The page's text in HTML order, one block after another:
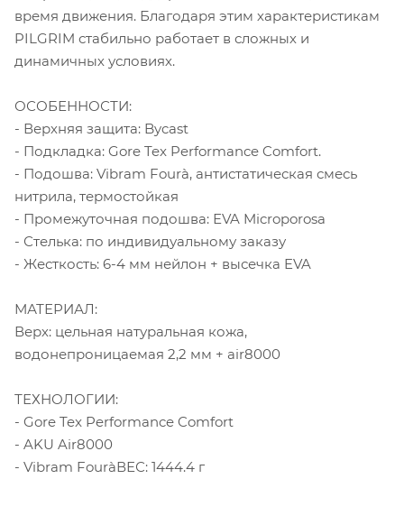
время движения. Благодаря этим характеристикам
PILGRIM стабильно работает в сложных и
динамичных условиях.
ОСОБЕННОСТИ:
- Верхняя защита: Bycast
- Подкладка: Gore Tex Performance Comfort.
- Подошва: Vibram Fourà, антистатическая смесь
нитрила, термостойкая
- Промежуточная подошва: ЕVA Microporosa
- Стелька: по индивидуальному заказу
- Жесткость: 6-4 мм нейлон + высечка EVA
МАТЕРИАЛ:
Верх: цельная натуральная кожа,
водонепроницаемая 2,2 мм + air8000
ТЕХНОЛОГИИ:
- Gore Tex Performance Comfort
- AKU Air8000
- Vibram FouràВЕС: 1444.4 г